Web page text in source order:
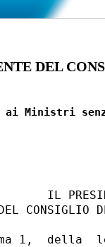
DEL
IL
CONSIGLIO
1,  della